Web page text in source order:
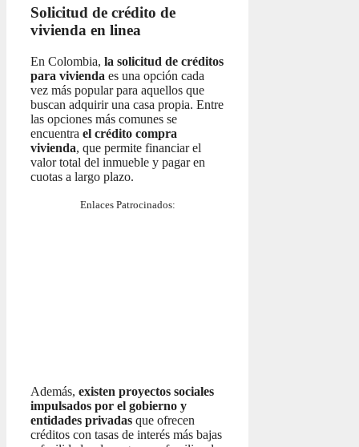
Solicitud de crédito de
vivienda en linea
En Colombia, la solicitud de créditos
para vivienda es una opción cada
vez más popular para aquellos que
buscan adquirir una casa propia. Entre
las opciones más comunes se
encuentra el crédito compra
vivienda, que permite financiar el
valor total del inmueble y pagar en
cuotas a largo plazo.
Enlaces Patrocinados:
Además, existen proyectos sociales
impulsados por el gobierno y
entidades privadas que ofrecen
créditos con tasas de interés más bajas